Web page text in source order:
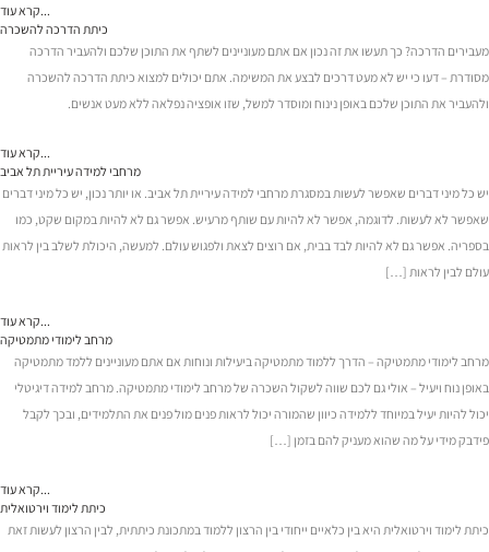
קרא עוד...
כיתת הדרכה להשכרה
מעבירים הדרכה? כך תעשו את זה נכון אם אתם מעוניינים לשתף את התוכן שלכם ולהעביר הדרכה
מסודרת – דעו כי יש לא מעט דרכים לבצע את המשימה. אתם יכולים למצוא כיתת הדרכה להשכרה
ולהעביר את התוכן שלכם באופן נינוח ומוסדר למשל, שזו אופציה נפלאה ללא מעט אנשים.
קרא עוד...
מרחבי למידה עיריית תל אביב
יש כל מיני דברים שאפשר לעשות במסגרת מרחבי למידה עיריית תל אביב. או יותר נכון, יש כל מיני דברים
שאפשר לא לעשות. לדוגמה, אפשר לא להיות עם שותף מרעיש. אפשר גם לא להיות במקום שקט, כמו
בספריה. אפשר גם לא להיות לבד בבית, אם רוצים לצאת ולפגוש עולם. למעשה, היכולת לשלב בין לראות
עולם לבין לראות […]
קרא עוד...
מרחב לימודי מתמטיקה
מרחב לימודי מתמטיקה – הדרך ללמוד מתמטיקה ביעילות ונוחות אם אתם מעוניינים ללמד מתמטיקה
באופן נוח ויעיל – אולי גם לכם שווה לשקול השכרה של מרחב לימודי מתמטיקה. מרחב למידה דיגיטלי
יכול להיות יעיל במיוחד ללמידה כיוון שהמורה יכול לראות פנים מול פנים את התלמידים, ובכך לקבל
פידבק מידי על מה שהוא מעניק להם בזמן […]
קרא עוד...
כיתת לימוד וירטואלית
כיתת לימוד וירטואלית היא בין כלאיים ייחודי בין הרצון ללמוד במתכונת כיתתית, לבין הרצון לעשות זאת